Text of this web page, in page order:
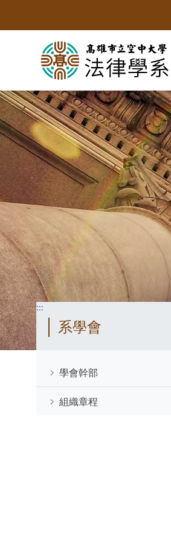
要
:::
系學會
學會幹部
組織章程